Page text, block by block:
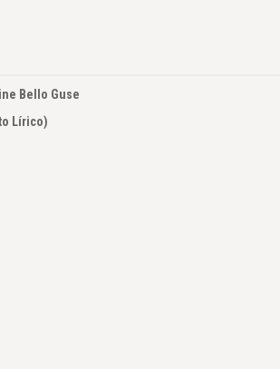
Bello Guse
Lírico)